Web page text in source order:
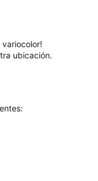
ubicación.